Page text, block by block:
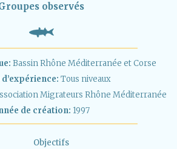
observés
Bassin Rhône Méditerranée et Corse
Tous niveaux
Migrateurs Rhône Méditerranée
de création: 1997
Objectifs